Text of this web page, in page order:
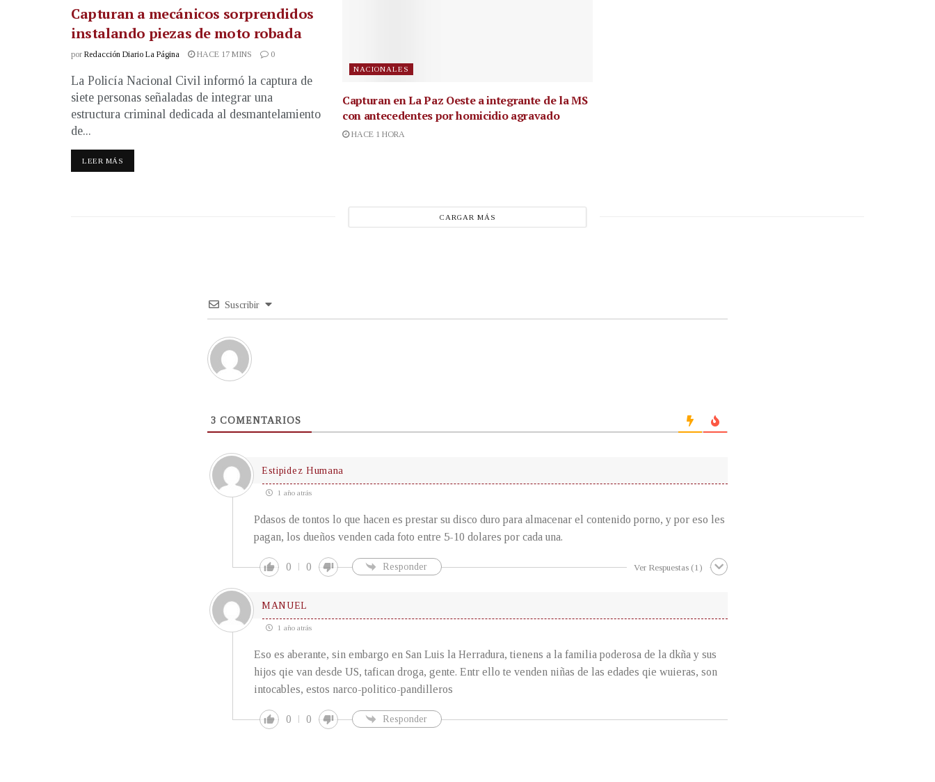
Capturan a mecánicos sorprendidos
instalando piezas de moto robada
por Redacción Diario La Página HACE 17 MINS 0
La Policía Nacional Civil informó la captura de
siete personas señaladas de integrar una
estructura criminal dedicada al desmantelamiento
de...
LEER MÁS
NACIONALES
Capturan en La Paz Oeste a integrante de la MS
con antecedentes por homicidio agravado
HACE 1 HORA
CARGAR MÁS
Suscribir
3 COMENTARIOS
Estipidez Humana
1 año atrás
Pdasos de tontos lo que hacen es prestar su disco duro para almacenar el contenido porno, y por eso les
pagan, los dueños venden cada foto entre 5-10 dolares por cada una.
0 0 Responder Ver Respuestas (1)
MANUEL
1 año atrás
Eso es aberante, sin embargo en San Luis la Herradura, tienens a la familia poderosa de la dkña y sus
hijos qie van desde US, tafican droga, gente. Entr ello te venden niñas de las edades qie wuieras, son
intocables, estos narco-politico-pandilleros
0 0 Responder